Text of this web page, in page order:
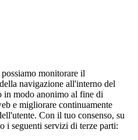
monitorare il
navigazione all'interno del
in modo anonimo al fine di
e migliorare continuamente
Con il tuo consenso, su
i seguenti servizi di terze parti: